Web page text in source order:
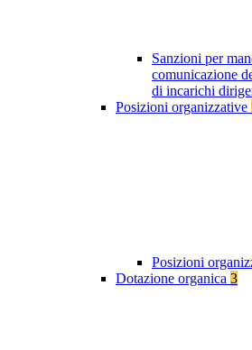
Sanzioni per
comunicazione
di incarichi
Posizioni organizzative
Posizioni
Dotazione organica 3